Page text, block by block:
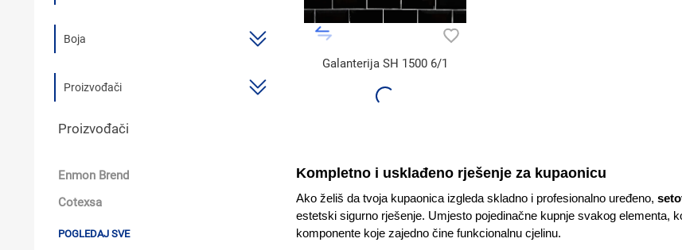
KERAMIČARSKI MATERIJALI
ODVOD VODE
Galanterija SH 1500 6/1
Kompletno i usklađeno rješenje za kupaonicu
Ako želiš da tvoja kupaonica izgleda skladno i profesionalno uređeno,
estetski sigurno rješenje. Umjesto pojedinačne kupnje svakog elementa,
komponente koje zajedno čine funkcionalnu cjelinu.
Boja
Proizvođači
Proizvođači
Enmon Brend
Cotexsa
POGLEDAJ SVE